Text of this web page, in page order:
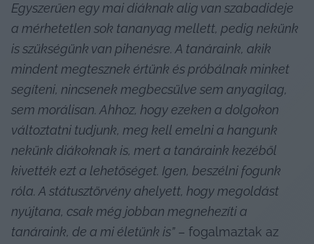
Egyszerűen egy mai diáknak alig van szabadideje
a mérhetetlen sok tananyag mellett, pedig nekünk
is szükségünk van pihenésre. A tanáraink, akik
mindent megtesznek értünk és próbálnak minket
segíteni, nincsenek megbecsülve sem anyagilag,
sem morálisan. Ahhoz, hogy ezeken a dolgokon
változtatni tudjunk, meg kell emelni a hangunk
nekünk diákoknak is, mert a tanáraink kezéből
kivették ezt a lehetőséget. Igen, beszélni fogunk
róla. A státusztörvény ahelyett, hogy megoldást
nyújtana, csak még jobban megnehezíti a
tanáraink, de a mi életünk is” – fogalmaztak az